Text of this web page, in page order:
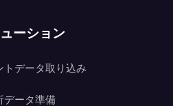
ーション
トデータ取り込み
データ準備